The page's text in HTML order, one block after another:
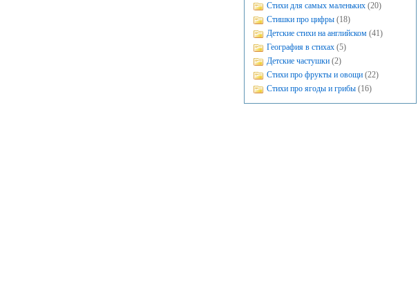
Стихи для самых маленьких (20)
Стишки про цифры (18)
Детские стихи на английском (41)
География в стихах (5)
Детские частушки (2)
Стихи про фрукты и овощи (22)
Стихи про ягоды и грибы (16)